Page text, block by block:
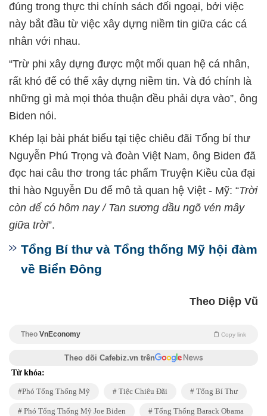
đúng trong thực thi chính sách đối ngoại, bởi việc
này bắt đầu từ việc xây dựng niềm tin giữa các cá
nhân với nhau.
“Trừ phi xây dựng được một mối quan hệ cá nhân,
rất khó để có thể xây dựng niềm tin. Và đó chính là
những gì mà mọi thỏa thuận đều phải dựa vào”, ông
Biden nói.
Khép lại bài phát biểu tại tiệc chiêu đãi Tổng bí thư
Nguyễn Phú Trọng và đoàn Việt Nam, ông Biden đã
đọc hai câu thơ trong tác phẩm Truyện Kiều của đại
thi hào Nguyễn Du để mô tả quan hệ Việt - Mỹ: “Trời
còn để có hôm nay / Tan sương đầu ngõ vén mây
giữa trời”.
Tổng Bí thư và Tổng thống Mỹ hội đàm
về Biển Đông
Theo Diệp Vũ
Theo VnEconomy Copy link
Theo dõi Cafebiz.vn trên
Từ khóa:
Phó Tổng Thống Mỹ Tiệc Chiêu Đãi Tổng Bí Thư
Phó Tổng Thống Mỹ Joe Biden Tổng Thống Barack Obama